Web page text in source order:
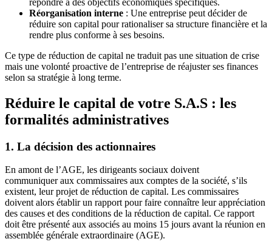
Réorganisation interne : Une entreprise peut décider de
réduire son capital pour rationaliser sa structure financière et la
rendre plus conforme à ses besoins.
Ce type de réduction de capital ne traduit pas une situation de crise
mais une volonté proactive de l’entreprise de réajuster ses finances
selon sa stratégie à long terme.
Réduire le capital de votre S.A.S : les
formalités administratives
1. La décision des actionnaires
En amont de l’AGE, les dirigeants sociaux doivent
communiquer aux commissaires aux comptes de la société, s’ils
existent, leur projet de réduction de capital. Les commissaires
doivent alors établir un rapport pour faire connaître leur appréciation
des causes et des conditions de la réduction de capital. Ce rapport
doit être présenté aux associés au moins 15 jours avant la réunion en
assemblée générale extraordinaire (AGE).